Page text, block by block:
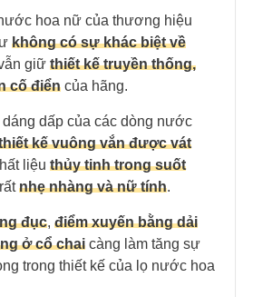
hoa nữ của thương hiệu
không có sự khác biệt về
giữ thiết kế truyền thống,
cố điển của hãng.
dáng dấp của các dòng nước
kế vuông vắn được vát
liệu thủy tinh trong suốt
nhẹ nhàng và nữ tính.
đục, điểm xuyến bằng dải
ở cổ chai càng làm tăng sự
trong thiết kế của lọ nước hoa